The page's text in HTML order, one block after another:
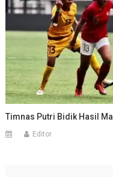
Timnas Putri Bidik Hasil
Editor